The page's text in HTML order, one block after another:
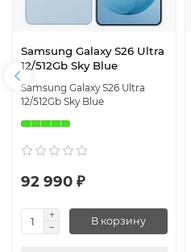
Samsung Galaxy S26 Ultra
12/512Gb Sky Blue
Samsung Galaxy S26 Ultra
12/512Gb Sky Blue
92 990 ₽
В корзину